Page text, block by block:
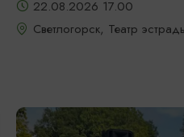
22.08.2026 17.00
Светлогорск, Театр